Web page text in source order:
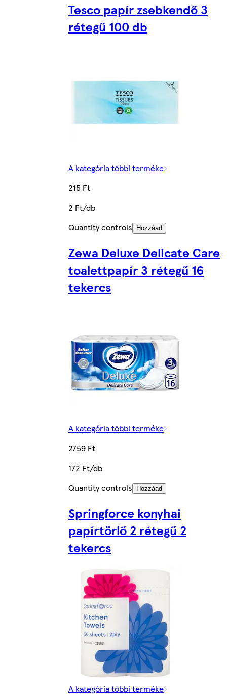
Tesco papír zsebkendő 3
rétegű 100 db
A kategória többi terméke
215 Ft
2 Ft/db
Quantity controls
Hozzáad
Zewa Deluxe Delicate Care
toalettpapír 3 rétegű 16
tekercs
A kategória többi terméke
2759 Ft
172 Ft/db
Quantity controls
Hozzáad
Springforce konyhai
papírtörlő 2 rétegű 2
tekercs
A kategória többi terméke